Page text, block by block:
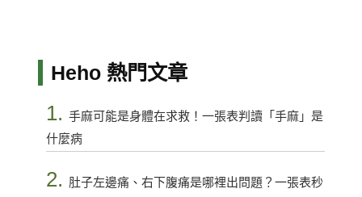
Heho 熱門文章
1. 手麻可能是身體在求救！一張表判讀「手麻」是
什麼病
2. 肚子左邊痛、右下腹痛是哪裡出問題？一張表秒